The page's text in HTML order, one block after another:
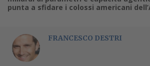
punta a sfidare i colossi americani
FRANCESCO DESTRI